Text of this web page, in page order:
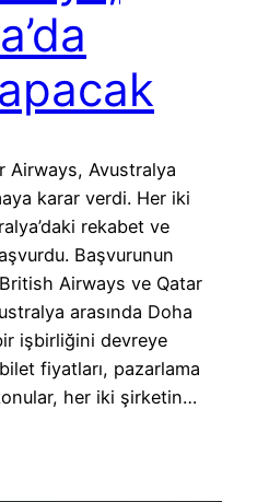
Airways, Avustralya
karar verdi. Her iki
rekabet ve
Başvurunun
Airways ve Qatar
arasında Doha
işbirliğini devreye
fiyatları, pazarlama
her iki şirketin…